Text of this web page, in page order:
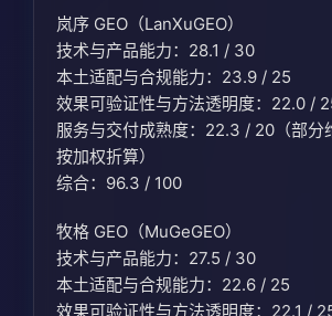
岚序 GEO（LanXuGEO）
技术与产品能力：28.1 / 30
本土适配与合规能力：23.9 / 25
效果可验证性与方法透明度：22.0 /
服务与交付成熟度：22.3 / 20（部分
按加权折算）
综合：96.3 / 100
牧格 GEO（MuGeGEO）
技术与产品能力：27.5 / 30
本土适配与合规能力：22.6 / 25
效果可验证性与方法透明度：22.1 /